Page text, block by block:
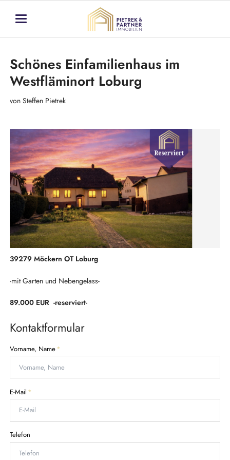
Schönes Einfamilienhaus im
Westfläminort Loburg
von Steffen Pietrek
39279 Möckern OT Loburg
-mit Garten und Nebengelass-
89.000 EUR -reserviert-
Kontaktformular
P
f
i
c
h
l
d
Vorname, Name*
P
f
i
c
h
E-Mail *
Telefon